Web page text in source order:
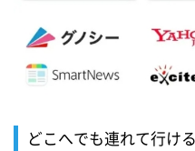
どこへでも連れて行け